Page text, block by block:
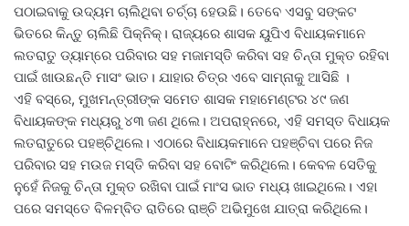
ପଠାଇବାକୁ ଉଦ୍ୟମ ଚାଲିଥିବା ଚର୍ଚ୍ଚା ହେଉଛି। ତେବେ ଏସବୁ ସଙ୍କଟ
ଭିତରେ କିନ୍ତୁ ଚାଲିଛି ପିକ୍‌ନିକ୍‌। ରାଜ୍ୟରେ ଶାସକ ୟୁପିଏ ବିଧାୟକମାନେ
ଲତରାତୁ ଡ୍ୟାମ୍‌ରେ ପରିବାର ସହ ମଜାମସ୍ତି କରିବା ସହ ଚିନ୍ତା ମୁକ୍ତ ରହିବା
ପାଇଁ ଖାଉଛନ୍ତି ମାସଂ ଭାତ। ଯାହାର ଚିତ୍ର ଏବେ ସାମ୍ନାକୁ ଆସିଛି ।
ଏହି ବସ୍‌ରେ, ମୁଖମନ୍ତ୍ରୀଙ୍କ ସମେତ ଶାସକ ମହାମେଣ୍ଟର ୪୯ ଜଣ
ବିଧାୟକଙ୍କ ମଧ୍ୟରୁ ୪୩ ଜଣ ଥିଲେ। ଅପରାହ୍ନରେ, ଏହି ସମସ୍ତ ବିଧାୟକ
ଲତରାତୁରେ ପହଞ୍ଚିଥିଲେ। ଏଠାରେ ବିଧାୟକମାନେ ପହଞ୍ଚିବା ପରେ ନିଜ
ପରିବାର ସହ ମଉଜ ମସ୍ତି କରିବା ସହ ବୋଟିଂ କରିଥିଲେ। କେବଳ ସେତିକୁ
ନୁହେଁ ନିଜକୁ ଚିନ୍ତା ମୁକ୍ତ ରଖିବା ପାଇଁ ମାଂସ ଭାତ ମଧ୍ୟ ଖାଇଥିଲେ। ଏହା
ପରେ ସମସ୍ତେ ବିଳମ୍ବିତ ରାତିରେ ରାଞ୍ଚି ଅଭିମୁଖେ ଯାତ୍ରା କରିଥିଲେ।